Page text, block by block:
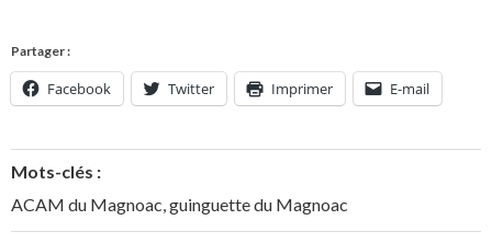
Partager :
Facebook Twitter Imprimer E-mail
Mots-clés :
ACAM du Magnoac,guinguette du Magnoac